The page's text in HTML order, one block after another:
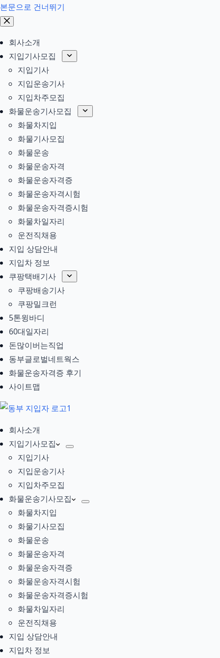
본문으로 건너뛰기
회사소개
지입기사모집
지입기사
지입운송기사
지입차주모집
화물운송기사모집
화물차지입
화물기사모집
화물운송
화물운송자격
화물운송자격증
화물운송자격시험
화물운송자격증시험
화물차일자리
운전직채용
지입 상담안내
지입차 정보
쿠팡택배기사
쿠팡배송기사
쿠팡밀크런
5톤윙바디
60대일자리
돈많이버는직업
동부글로벌네트웍스
화물운송자격증 후기
사이트맵
회사소개
지입기사모집
지입기사
지입운송기사
지입차주모집
화물운송기사모집
화물차지입
화물기사모집
화물운송
화물운송자격
화물운송자격증
화물운송자격시험
화물운송자격증시험
화물차일자리
운전직채용
지입 상담안내
지입차 정보